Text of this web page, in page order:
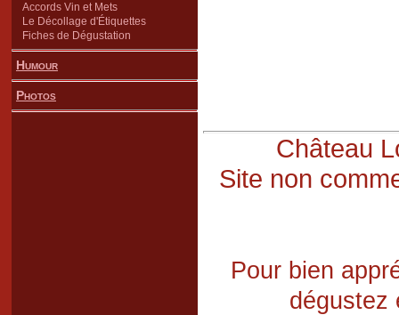
Accords Vin et Mets
Le Décollage d'Étiquettes
Fiches de Dégustation
Humour
Photos
Château
Site non
Pour bien
dégustez